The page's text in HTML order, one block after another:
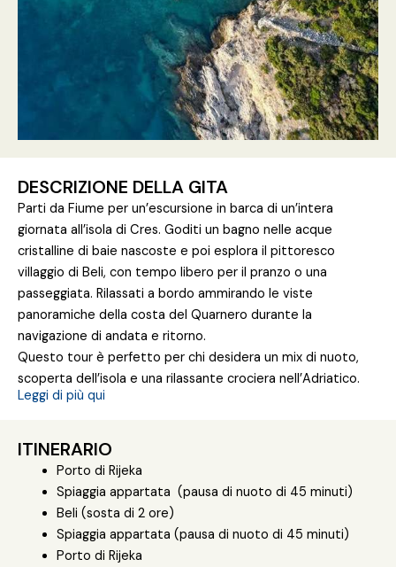
DESCRIZIONE DELLA GITA
Parti da Fiume per un’escursione in barca di un’intera
giornata all’isola di Cres. Goditi un bagno nelle acque
cristalline di baie nascoste e poi esplora il pittoresco
villaggio di Beli, con tempo libero per il pranzo o una
passeggiata. Rilassati a bordo ammirando le viste
panoramiche della costa del Quarnero durante la
navigazione di andata e ritorno.
Questo tour è perfetto per chi desidera un mix di nuoto,
scoperta dell’isola e una rilassante crociera nell’Adriatico.
Leggi di più qui
ITINERARIO
Porto di Rijeka
Spiaggia appartata (pausa di nuoto di 45 minuti)
Beli (sosta di 2 ore)
Spiaggia appartata (pausa di nuoto di 45 minuti)
Porto di Rijeka